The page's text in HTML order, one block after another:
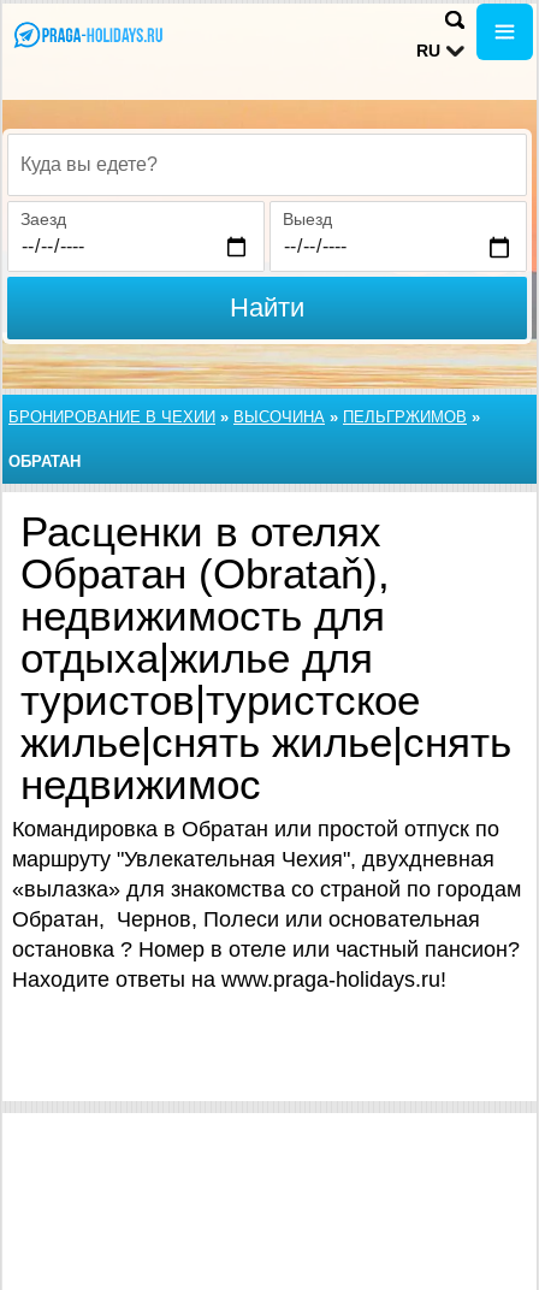
RU
Куда вы едете?
Заезд Выезд
Найти
БРОНИРОВАНИЕ В ЧЕХИИ » ВЫСОЧИНА » ПЕЛЬГРЖИМОВ »
ОБРАТАН
Расценки в отелях
Обратан (Obrataň),
недвижимость для
отдыха|жилье для
туристов|туристское
жилье|снять жилье|снять
недвижимос
Командировка в Обратан или простой отпуск по
маршруту "Увлекательная Чехия", двухдневная
«вылазка» для знакомства со страной по городам
Обратан, Чернов, Полеси или основательная
остановка ? Номер в отеле или частный пансион?
Находите ответы на www.praga-holidays.ru!